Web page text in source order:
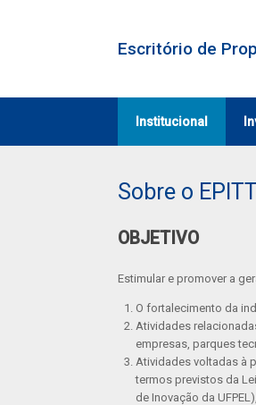
Escritório de
Institucional
Sobre o
OBJETIVO
Estimular e promover a
O fortalecimento da
Atividades
empresas, parques
Atividades voltadas à
termos previstos da
de Inovação da